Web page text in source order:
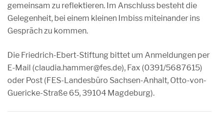
gemeinsam zu reflektieren. Im Anschluss besteht die
Gelegenheit, bei einem kleinen Imbiss miteinander ins
Gespräch zu kommen.
Die Friedrich-Ebert-Stiftung bittet um Anmeldungen per
E-Mail (claudia.hammer@fes.de), Fax (0391/5687615)
oder Post (FES-Landesbüro Sachsen-Anhalt, Otto-von-
Guericke-Straße 65, 39104 Magdeburg).